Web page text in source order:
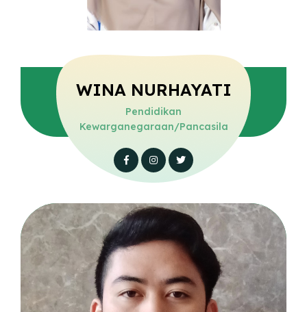
WINA NURHAYATI
Pendidikan
Kewarganegaraan/Pancasila